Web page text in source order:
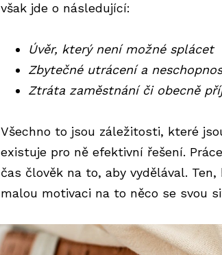
však jde o následující:
Úvěr, který není možné splácet
Zbytečné utrácení a
Ztráta zaměstnání či obecně
Všechno to jsou záležitosti, které
existuje pro ně efektivní řešení.
čas člověk na to, aby vydělával.
malou motivaci na to něco se svou